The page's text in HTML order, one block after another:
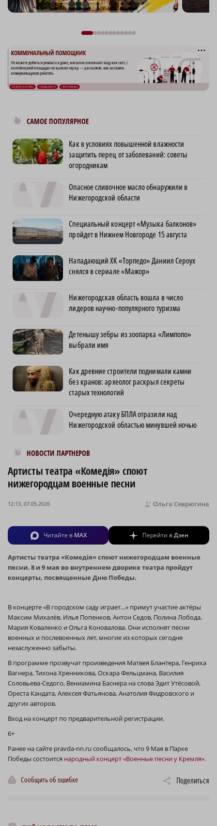
САМОЕ ПОПУЛЯРНОЕ
Как в условиях повышенной влажности
защитить перец от заболеваний: советы
огородникам
Опасное сливочное масло обнаружили в
Нижегородской области
Специальный концерт «Музыка балконов»
пройдет в Нижнем Новгороде 15 августа
Нападающий ХК «Торпедо» Даниил Сероух
снялся в сериале «Мажор»
Нижегородская область вошла в число
лидеров научно-популярного туризма
Детенышу зебры из зоопарка «Лимпопо»
выбрали имя
Как древние строители поднимали камни
без кранов: археолог раскрыл секреты
старых технологий
Очередную атаку БПЛА отразили над
Нижегородской областью минувшей ночью
НОВОСТИ ПАРТНЕРОВ
Новости МирТесен
Артисты театра «Комедiя» споют
нижегородцам военные песни
Ольга Севрюгина
12:13, 07.05.2026
Читайте в MAX Перейти вДзен
Артисты театра «Комедiя» споют нижегородцам военные
песни. 8 и 9 мая во внутреннем дворике театра пройдут
концерты, посвященные Дню Победы.
В концерте «В городском саду играет…» примут участие актёры
Максим Михалёв, Илья Попенков, Антон Седов, Полина Лобода,
Мария Коваленко и Ольга Коновалова. Они исполнят песни
военных и послевоенных лет, многие из которых сегодня
незаслуженно забыты.
В программе прозвучат произведения Матвея Блантера, Генриха
Вагнера, Тихона Хренникова, Оскара Фельцмана, Василия
Соловьева-Седого, Вениамина Баснера на слова Эдит Утёсовой,
Ореста Кандата, Алексея Фатьянова, Анатолия Фидровского и
других авторов.
Вход на концерт по предварительной регистрации.
6+
Ранее на сайте pravda-nn.ru сообщалось, что 9 Мая в Парке
Победы состоится народный концерт «Военные песни у Кремля».
Сообщить об ошибке Поделиться